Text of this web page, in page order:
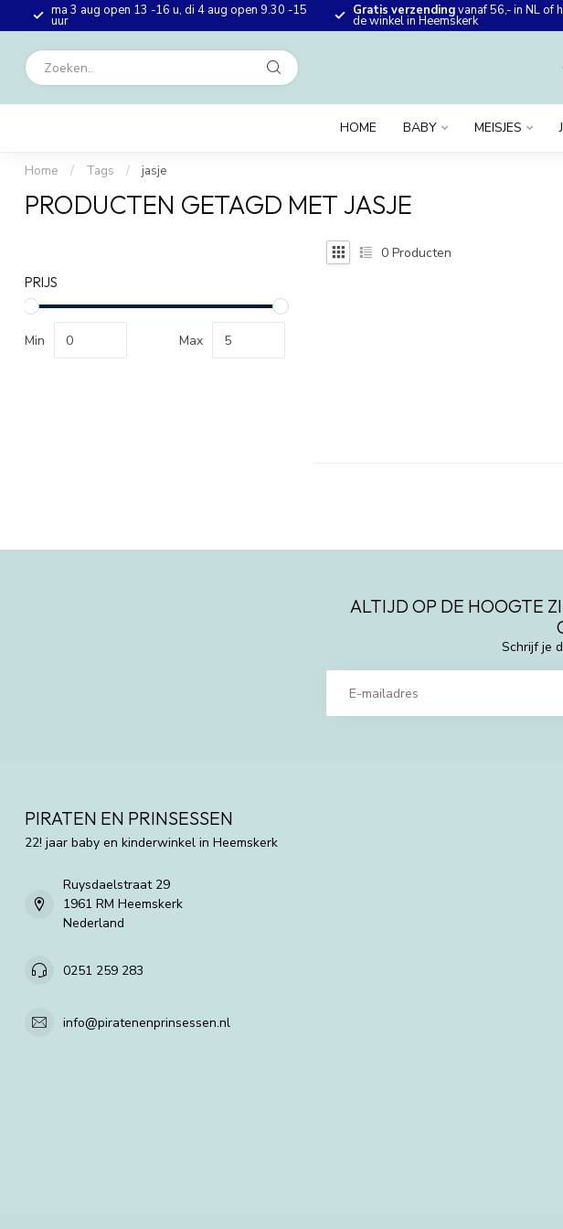
ma 3 aug open 13 -16 u, di 4 aug open 9.30 -15
uur
Gratis verzendingvanaf 56,- in NL of
de winkel in Heemskerk
HOME BABY MEISJES
Home / Tags / jasje
PRODUCTEN GETAGD MET JASJE
PRIJS
Min Max
0 Producten
ALTIJD OP DE HOOGTE
Schrijf je
PIRATEN EN PRINSESSEN
22! jaar baby en kinderwinkel in Heemskerk
Ruysdaelstraat 29
1961 RM Heemskerk
Nederland
0251 259 283
info@piratenenprinsessen.nl